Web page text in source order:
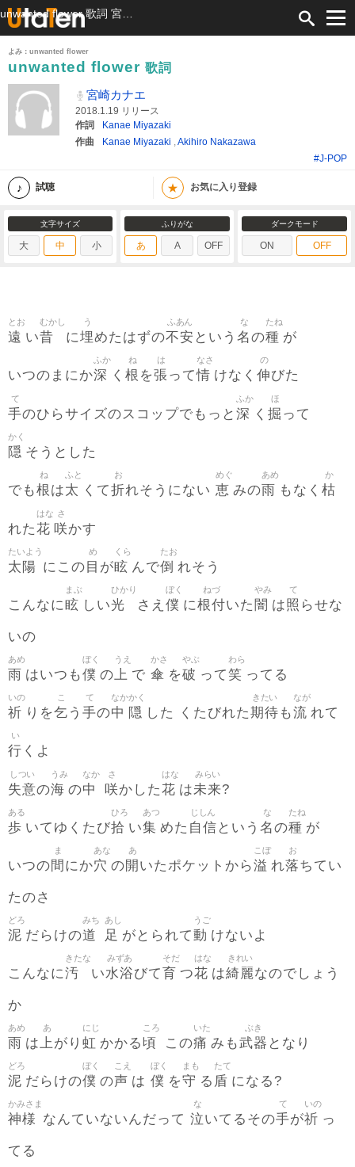
よみ：unwanted flower
unwanted flower 歌詞
宮崎カナエ
2018.1.19 リリース
作詞
Kanae Miyazaki
作曲
Kanae Miyazaki ,Akihiro Nakazawa
#J-POP
試聴 ★ お気に入り登録
文字サイズ
大 中 小
ふりがな
あ A OFF
ダークモード
ON OFF
遠
とお
い昔
むかし
に埋
う
めたはずの不安
ふあん
という 名
な
の種
たね
が
いつのまにか深
ふか
く 根
ね
を張
は
って情
なさ
けなく 伸
の
びた
手
て
のひらサイズのスコップでもっと 深
ふか
く 掘
ほ
って
隠
かく
そうとした
でも根
ね
は太
ふと
くて折
お
れそうにない 恵
めぐ
みの雨
あめ
もなく 枯
か
れた花
はな
咲
さ
かす
太陽
たいよう
にこの 目
め
が眩
くら
んで倒
たお
れそう
こんなに眩
まぶ
しい光
ひかり
さえ 僕
ぼく
に根付
ねづ
いた 闇
やみ
は照
て
らせな
いの
雨
あめ
はいつも僕
ぼく
の 上
うえ
で 傘
かさ
を破
やぶ
って笑
わら
ってる
祈
いの
りを乞
こ
う 手
て
の中
なか
隠
かく
した くたびれた期待
きたい
も流
なが
れて
行
い
くよ
失意
しつい
の海
うみ
の中
なか
咲
さ
かした花
はな
は未来
みらい
?
歩
ある
いてゆくたび拾
ひろ
い集
あつ
めた 自信
じしん
という 名
な
の種
たね
が
いつの間
ま
にか穴
あな
の開
あ
いたポケットから溢
こぼ
れ落
お
ちてい
たのさ
泥
どろ
だらけの道
みち
足
あし
がとられて動
うご
けないよ
こんなに汚
きたな
い水浴
みずあ
びて 育
そだ
つ花
はな
は綺麗
きれい
なのでしょう
か
雨
あめ
は 上
あ
がり 虹
にじ
かかる頃
ころ
この痛
いた
みも武器
ぶき
となり
泥
どろ
だらけの僕
ぼく
の声
こえ
は 僕
ぼく
を守
まも
る 盾
たて
になる?
神様
かみさま
なんていないんだって 泣
な
いてるその手
て
が祈
いの
っ
てる